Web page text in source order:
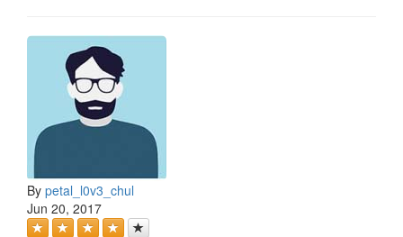
By petal_l0v3_chul
Jun 20, 2017